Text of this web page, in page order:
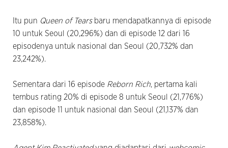
Itu pun Queen of Tearsbaru mendapatkannya di episode
10 untuk Seoul (20,296%) dan di episode 12 dari 16
episodenya untuk nasional dan Seoul (20,732% dan
23,242%).
Sementara dari 16 episode Reborn Rich, pertama kali
tembus rating 20% di episode 8 untuk Seoul (21,776%)
dan episode 11 untuk nasional dan Seoul (21,137% dan
23,858%).